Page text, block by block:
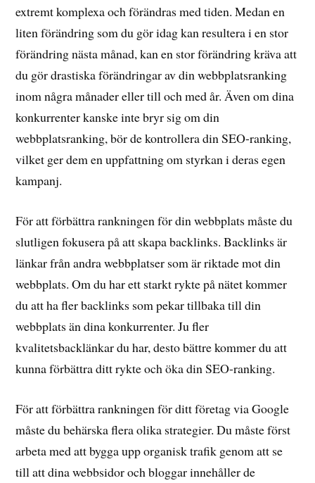
extremt komplexa och förändras med tiden. Medan en
liten förändring som du gör idag kan resultera i en stor
förändring nästa månad, kan en stor förändring kräva att
du gör drastiska förändringar av din webbplatsranking
inom några månader eller till och med år. Även om dina
konkurrenter kanske inte bryr sig om din
webbplatsranking, bör de kontrollera din SEO-ranking,
vilket ger dem en uppfattning om styrkan i deras egen
kampanj.
För att förbättra rankningen för din webbplats måste du
slutligen fokusera på att skapa backlinks. Backlinks är
länkar från andra webbplatser som är riktade mot din
webbplats. Om du har ett starkt rykte på nätet kommer
du att ha fler backlinks som pekar tillbaka till din
webbplats än dina konkurrenter. Ju fler
kvalitetsbacklänkar du har, desto bättre kommer du att
kunna förbättra ditt rykte och öka din SEO-ranking.
För att förbättra rankningen för ditt företag via Google
måste du behärska flera olika strategier. Du måste först
arbeta med att bygga upp organisk trafik genom att se
till att dina webbsidor och bloggar innehåller de